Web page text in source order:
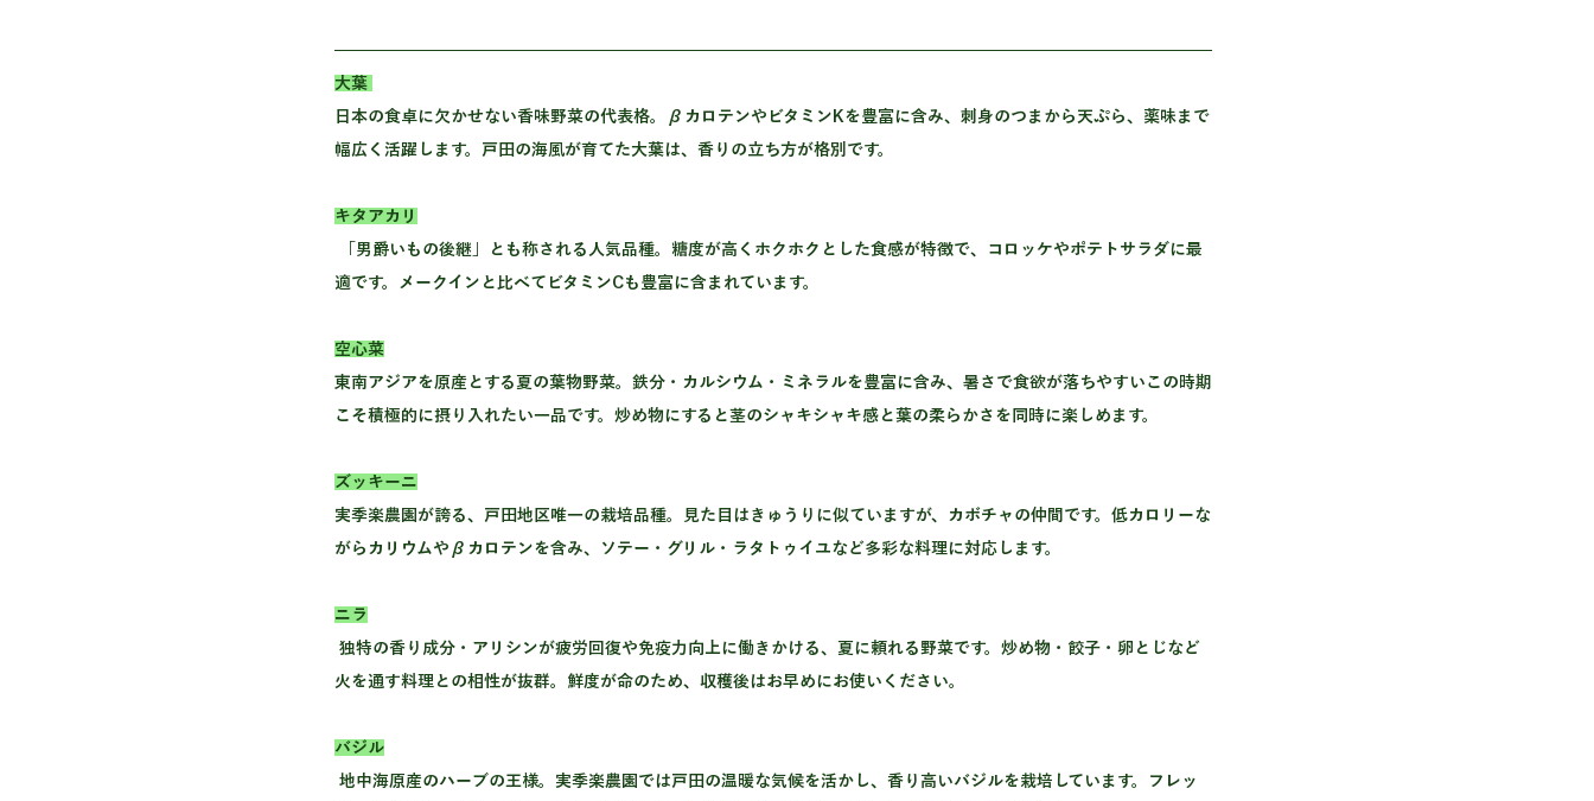
大葉
日本の食卓に欠かせない香味野菜の代表格。βカロテンやビタミンKを豊富に含み、刺身のつまから天ぷら、薬味まで
幅広く活躍します。戸田の海風が育てた大葉は、香りの立ち方が格別です。
キタアカリ
適です。メークインと比べてビタミンCも豊富に含まれています。
空心菜
東南アジアを原産とする夏の葉物野菜。鉄分・カルシウム・ミネラルを豊富に含み、暑さで食欲が落ちやすいこの時期
こそ積極的に摂り入れたい一品です。炒め物にすると茎のシャキシャキ感と葉の柔らかさを同時に楽しめます。
ズッキーニ
実季楽農園が誇る、戸田地区唯一の栽培品種。見た目はきゅうりに似ていますが、カボチャの仲間です。低カロリーな
がらカリウムやβカロテンを含み、ソテー・グリル・ラタトゥイユなど多彩な料理に対応します。
ニラ
火を通す料理との相性が抜群。鮮度が命のため、収穫後はお早めにお使いください。
バジル